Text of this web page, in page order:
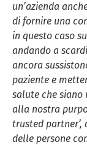
un’azienda
di fornire una
in questo caso
andando a
ancora
paziente e
salute che siano
alla nostra
trusted
delle persone